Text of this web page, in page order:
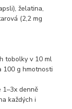
želatina,
(2,2 mg
tobolky v 10 ml
100 g hmotnosti
denně
každých i